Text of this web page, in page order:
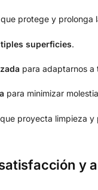
que protege y prolonga
superficies.
para adaptarnos a
para minimizar
que proyecta limpieza y
y